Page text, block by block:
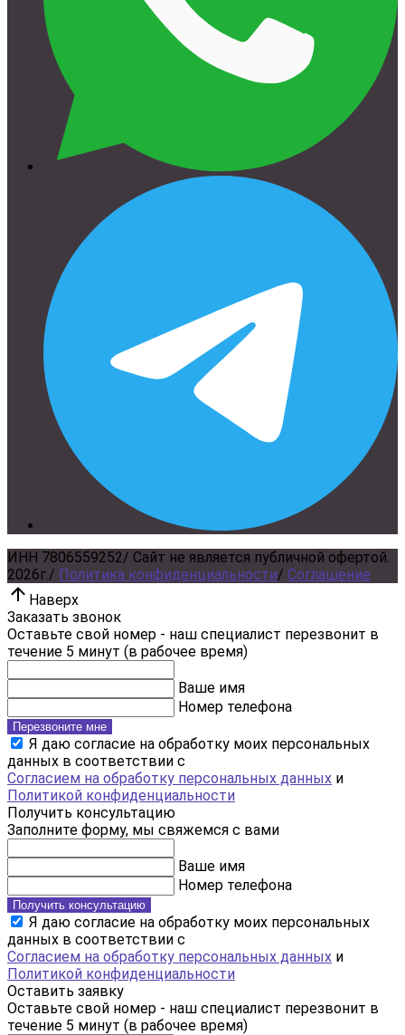
ИНН 7806559252/ Сайт не является публичной офертой.
2026г. / Политика конфиденциальности/ Соглашение
Наверх
Заказать звонок
Оставьте свой номер - наш специалист перезвонит в
течение 5 минут (в рабочее время)
Ваше имя
Номер телефона
Перезвоните мне
Я даю согласие на обработку моих персональных
данных в соответствии с
Согласием на обработку персональных данных и
Политикой конфиденциальности
Получить консультацию
Заполните форму, мы свяжемся с вами
Ваше имя
Номер телефона
Получить консультацию
Я даю согласие на обработку моих персональных
данных в соответствии с
Согласием на обработку персональных данных и
Политикой конфиденциальности
Оставить заявку
Оставьте свой номер - наш специалист перезвонит в
течение 5 минут (в рабочее время)